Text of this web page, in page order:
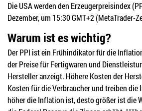
Die USA werden den Erzeugerpreisindex
Dezember, um 15:30 GMT+2 (MetaTrader-
Warum ist es wichtig?
Der PPI ist ein Frühindikator für die
der Preise für Fertigwaren und
Hersteller anzeigt. Höhere Kosten der
Kosten für die Verbraucher und treiben
höher die Inflation ist, desto größer ist die